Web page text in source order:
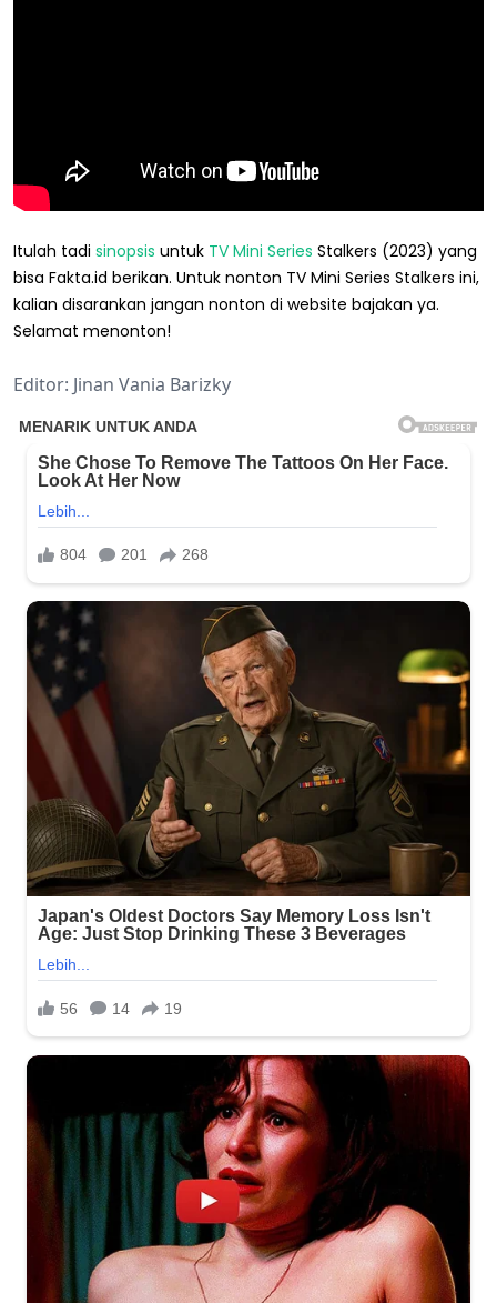
Itulah tadi sinopsis untuk TV Mini Series Stalkers (2023) yang
bisa Fakta.id berikan. Untuk nonton TV Mini Series Stalkers ini,
kalian disarankan jangan nonton di website bajakan ya.
Selamat menonton!
Editor: Jinan Vania Barizky